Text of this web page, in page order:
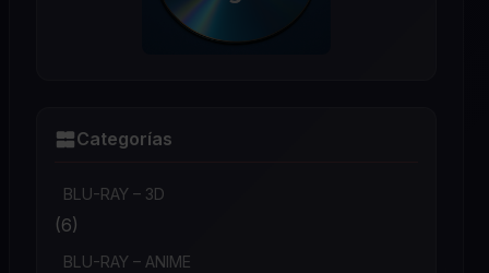
Categorías
BLU-RAY – 3D
(6)
BLU-RAY – ANIME